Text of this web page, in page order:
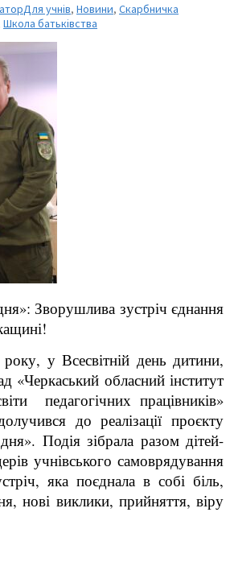
Для учнів, Новини, Скарбничка
Школа батьківства
Зворушлива зустріч єднання
у Всесвітній день дитини,
«Черкаський обласний інститут
педагогічних працівників»
до реалізації проєкту
Подія зібрала разом дітей-
учнівського самоврядування
яка поєднала в собі біль,
нові виклики, прийняття, віру